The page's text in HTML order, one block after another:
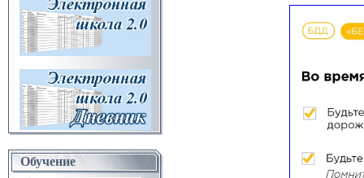
Обучение